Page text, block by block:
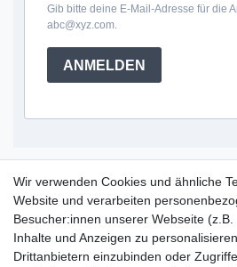
Gib bitte deine E-Mail-Adresse für die
abc@xyz.com.
ANMELDEN
Service Hotline
+49 (0) 52 50 / 99 290 30
Montag - Freitag, 09:00 - 15:30
Wir verwenden Cookies und ähnliche
Website und verarbeiten
Besucher:innen unserer Webseite (z.B.
Inhalte und Anzeigen zu
Drittanbietern einzubinden oder